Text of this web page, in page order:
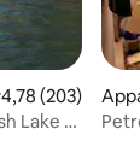
: 4,71
4,78 (203)
Lake a